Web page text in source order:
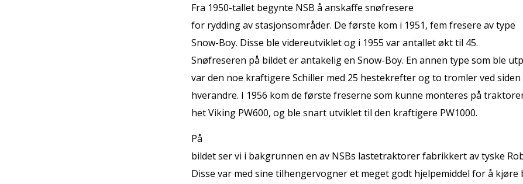
Fra 1950-tallet begynte NSB å anskaffe snøfresere
for rydding av stasjonsområder. De første kom i 1951, fem fresere av type
Snow-Boy. Disse ble videreutviklet og i 1955 var antallet økt til 45.
Snøfreseren på bildet er antakelig en Snow-Boy. En annen type som ble
var den noe kraftigere Schiller med 25 hestekrefter og to tromler ved siden
hverandre. I 1956 kom de første freserne som kunne monteres på
het Viking PW600, og ble snart utviklet til den kraftigere PW1000.
På
bildet ser vi i bakgrunnen en av NSBs lastetraktorer fabrikkert av tyske
Disse var med sine tilhengervogner et meget godt hjelpemiddel for å kjøre